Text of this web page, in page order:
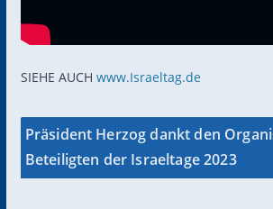
SIEHE AUCH www.Israeltag.de
Präsident Herzog dankt den
Beteiligten der Israeltage 2023